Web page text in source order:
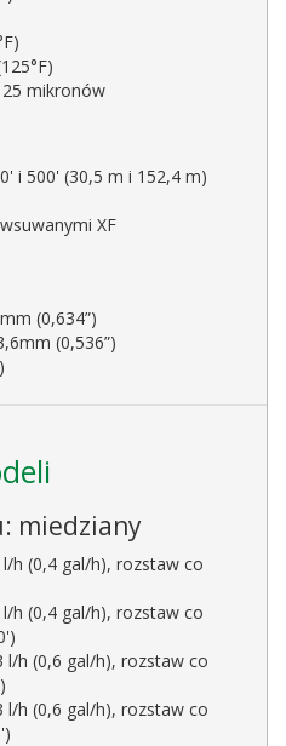
mikronów
i 500' (30,5 m i 152,4 m)
XF
(0,634”)
(0,536”)
miedziany
l/h (0,4 gal/h), rozstaw co
l/h (0,4 gal/h), rozstaw co
l/h (0,6 gal/h), rozstaw co
l/h (0,6 gal/h), rozstaw co